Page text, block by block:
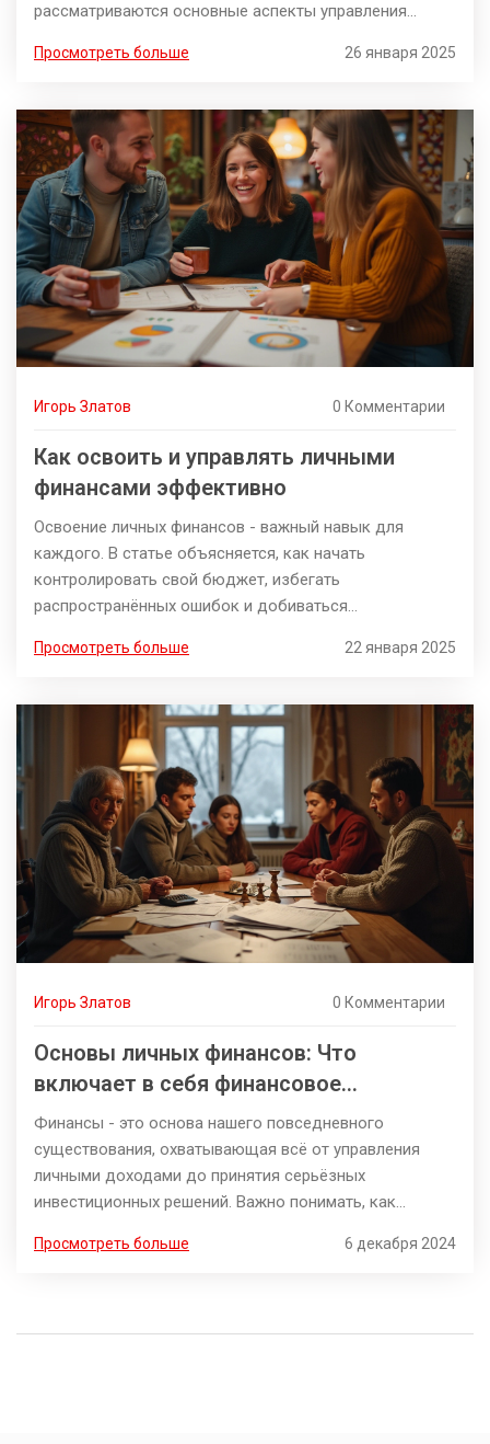
рассматриваются основные аспекты управления
создание накоплений и инвестиции. Узнайте полезные
распространенных ошибок и более эффективно
управлять своими деньгами. Финансовая грамотность
позволяет достичь уверенности в будущем и
избежать долговой зависимости.
Просмотреть больше 26 января 2025
Игорь Златов 0 Комментарии
Как освоить и управлять личными
финансами эффективно
Освоение личных финансов - важный навык для
каждого. В статье объясняется, как начать
контролировать свой бюджет, избегать
распространённых ошибок и добиваться
уделено понятным и простым в реализации шагам,
уверенность в будущем. Ознакомьтесь с основами
экономии, распоряжения средствами и планирования
расходов, которые дадут стабильность и защитят от
финансовых рисков.
Просмотреть больше 22 января 2025
Игорь Златов 0 Комментарии
Основы личных финансов: Что
включает в себя финансовое
планирование
Финансы - это основа нашего повседневного
существования, охватывающая всё от управления
личными доходами до принятия серьёзных
инвестиционных решений. Важно понимать, как
долгосрочных целей и чувствовать себя уверенно в
советы, которые помогут эффективно управлять
Просмотреть больше 6 декабря 2024